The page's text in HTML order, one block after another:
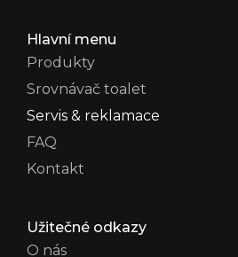
Hlavní menu
Produkty
Srovnávač toalet
Servis & reklamace
FAQ
Kontakt
Užitečné odkazy
O nás